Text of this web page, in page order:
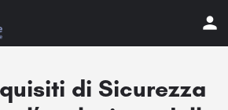
di Sicurezza